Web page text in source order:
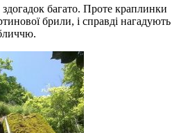
багато. Проте краплинки
брили, і справді нагадують